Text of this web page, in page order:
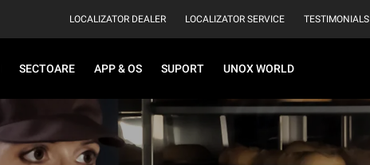
LOCALIZATOR DEALER LOCALIZATOR SERVICE TESTIMONIALS
SECTOARE APP & OS SUPORT UNOX WORLD